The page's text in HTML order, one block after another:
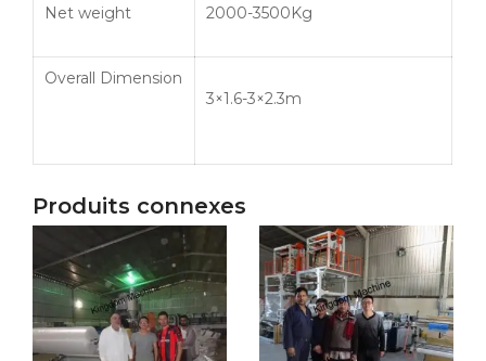
Net weight 2000-3500Kg
Overall Dimension
3×1.6-3×2.3m
Produits connexes